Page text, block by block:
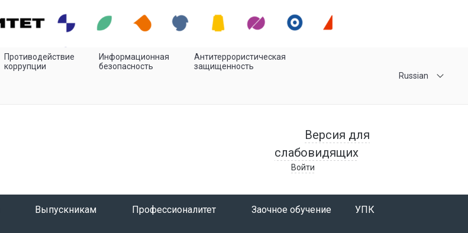
Противодействие
коррупции
Информационная
безопасность
Антитеррористическая
защищенность
Russian
Версия для
слабовидящих
Войти
Выпускникам Профессионалитет Заочное обучение УПК